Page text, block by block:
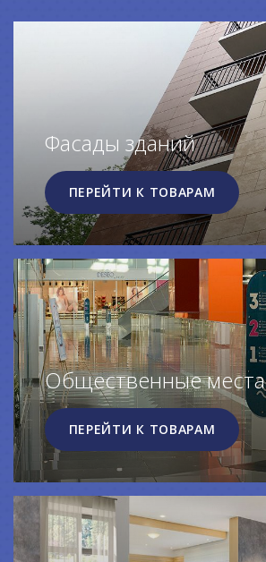
Фасады зданий
ПЕРЕЙТИ К ТОВАРАМ
Общественные места
ПЕРЕЙТИ К ТОВАРАМ